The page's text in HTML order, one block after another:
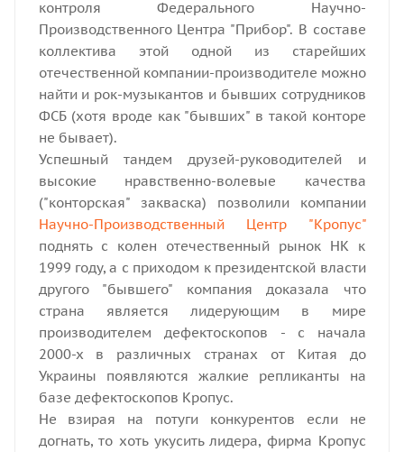
контроля Федерального Научно-
Производственного Центра "Прибор". В составе
коллектива этой одной из старейших
отечественной компании-производителе можно
найти и рок-музыкантов и бывших сотрудников
ФСБ (хотя вроде как "бывших" в такой конторе
не бывает).
Успешный тандем друзей-руководителей и
высокие нравственно-волевые качества
("конторская" закваска) позволили компании
Научно-Производственный Центр "Кропус"
поднять с колен отечественный рынок НК к
1999 году, а с приходом к президентской власти
другого "бывшего" компания доказала что
страна является лидерующим в мире
производителем дефектоскопов - с начала
2000-х в различных странах от Китая до
Украины появляются жалкие репликанты на
базе дефектоскопов Кропус.
Не взирая на потуги конкурентов если не
догнать, то хоть укусить лидера, фирма Кропус